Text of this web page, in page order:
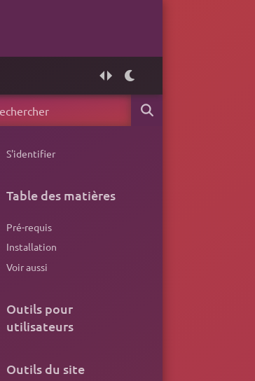
S'identifier
Table des matières
Pré-requis
Installation
Voir aussi
Outils pour
utilisateurs
Outils du site